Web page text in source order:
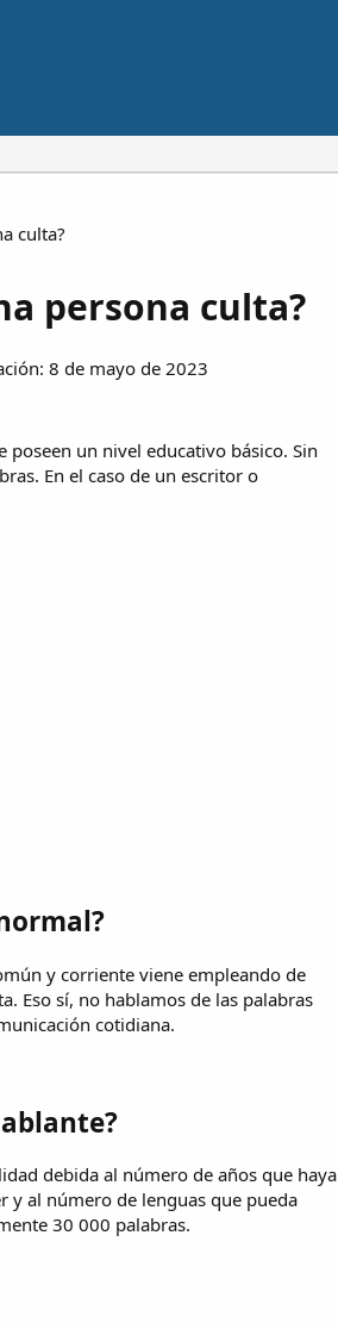
culta?
persona culta?
8 de mayo de 2023
poseen un nivel educativo básico. Sin
En el caso de un escritor o
y corriente viene empleando de
Eso sí, no hablamos de las palabras
cotidiana.
debida al número de años que haya
y al número de lenguas que pueda
30 000 palabras.